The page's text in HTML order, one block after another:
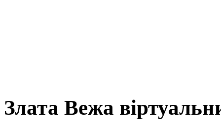
Злата Вежа